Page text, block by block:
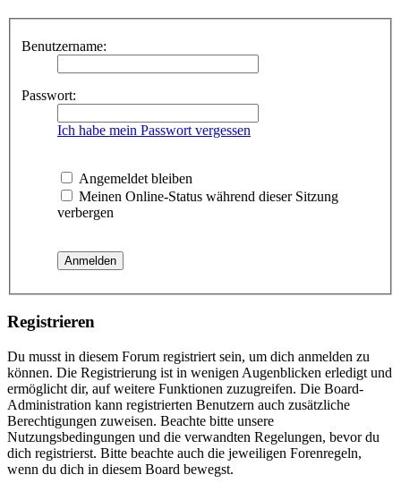
Benutzername:
Passwort:
Ich habe mein Passwort vergessen
Angemeldet bleiben
Meinen Online-Status während dieser Sitzung
verbergen
Registrieren
Du musst in diesem Forum registriert sein, um dich anmelden zu
können. Die Registrierung ist in wenigen Augenblicken erledigt und
ermöglicht dir, auf weitere Funktionen zuzugreifen. Die Board-
Administration kann registrierten Benutzern auch zusätzliche
Berechtigungen zuweisen. Beachte bitte unsere
Nutzungsbedingungen und die verwandten Regelungen, bevor du
dich registrierst. Bitte beachte auch die jeweiligen Forenregeln,
wenn du dich in diesem Board bewegst.